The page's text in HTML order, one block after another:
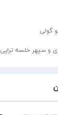
گولی
و سپهر خلسه تراپی